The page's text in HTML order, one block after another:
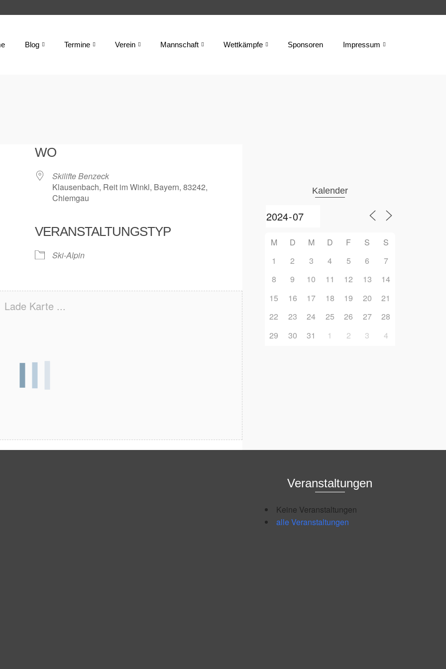
Blog Termine Verein Mannschaft Wettkämpfe Sponsoren Impressum
WO
Skilifte Benzeck
Klausenbach, Reit im Winkl, Bayern, 83242,
Chiemgau
VERANSTALTUNGSTYP
Ski-Alpin
Lade Karte ...
Kalender
M D M D F S
S
1
2 3 4 5 6
7
8
9 10 11 12 13
14
15
16 17 18 19 20
21
22
23 24 25 26 27
28
29
30 31 1 2 3 4
Veranstaltungen
Keine Veranstaltungen
alle Veranstaltungen